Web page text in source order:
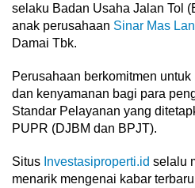
selaku Badan Usaha Jalan Tol
anak perusahaan Sinar Mas
Damai Tbk.
Perusahaan berkomitmen
dan kenyamanan bagi para
Standar Pelayanan yang
PUPR (DJBM dan BPJT).
Situs Investasiproperti.id selalu
menarik mengenai kabar